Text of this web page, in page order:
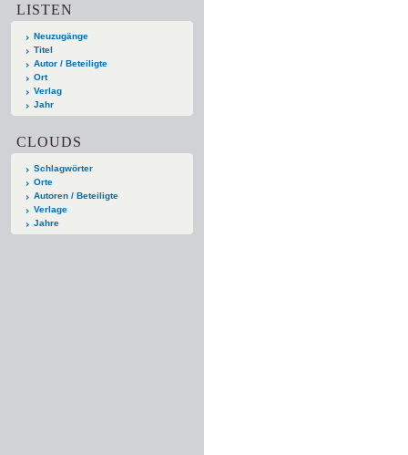
LISTEN
Neuzugänge
Titel
Autor / Beteiligte
Ort
Verlag
Jahr
CLOUDS
Schlagwörter
Orte
Autoren / Beteiligte
Verlage
Jahre